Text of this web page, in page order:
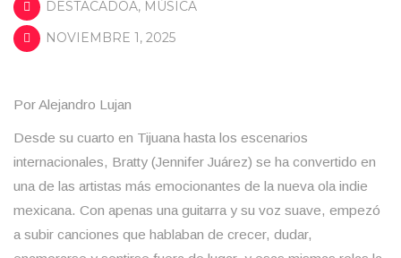
DESTACADOA, MÚSICA
NOVIEMBRE 1, 2025
Por Alejandro Lujan
Desde su cuarto en Tijuana hasta los escenarios
internacionales, Bratty (Jennifer Juárez) se ha convertido en
una de las artistas más emocionantes de la nueva ola indie
mexicana. Con apenas una guitarra y su voz suave, empezó
a subir canciones que hablaban de crecer, dudar,